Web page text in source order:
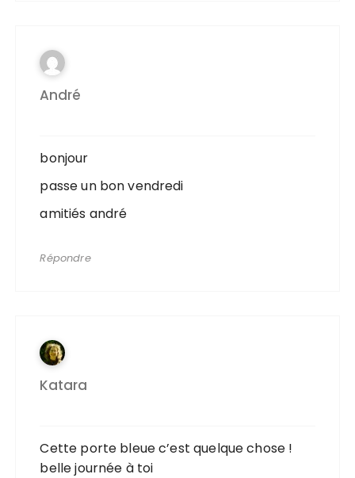
André
bonjour
passe un bon vendredi
amitiés andré
Répondre
Katara
Cette porte bleue c’est quelque chose !
belle journée à toi